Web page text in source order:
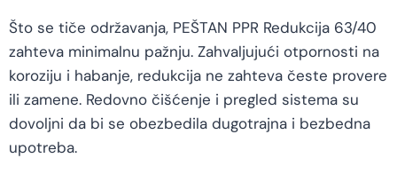
Što se tiče održavanja, PEŠTAN PPR Redukcija 63/40
zahteva minimalnu pažnju. Zahvaljujući otpornosti na
koroziju i habanje, redukcija ne zahteva česte provere
ili zamene. Redovno čišćenje i pregled sistema su
dovoljni da bi se obezbedila dugotrajna i bezbedna
upotreba.